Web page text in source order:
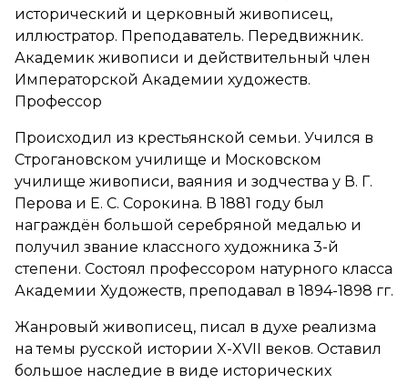
исторический и церковный живописец,
иллюстратор. Преподаватель. Передвижник.
Академик живописи и действительный член
Императорской Академии художеств.
Профессор
Происходил из крестьянской семьи. Учился в
Строгановском училище и Московском
училище живописи, ваяния и зодчества у В. Г.
Перова и Е. С. Сорокина. В 1881 году был
награждён большой серебряной медалью и
получил звание классного художника 3-й
степени. Состоял профессором натурного класса
Академии Художеств, преподавал в 1894-1898 гг.
Жанровый живописец, писал в духе реализма
на темы русской истории X-XVII веков. Оставил
большое наследие в виде исторических